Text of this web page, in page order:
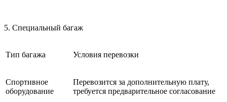
5. Специальный багаж
Тип багажа Условия перевозки
Спортивное
оборудование
Перевозится за дополнительную плату,
требуется предварительное согласование